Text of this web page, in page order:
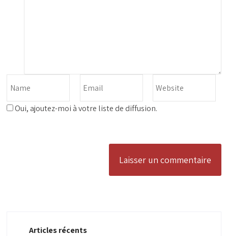
Oui, ajoutez-moi à votre liste de diffusion.
Articles récents